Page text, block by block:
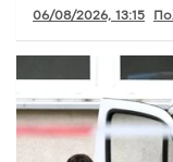
06/08/2026, 13:15